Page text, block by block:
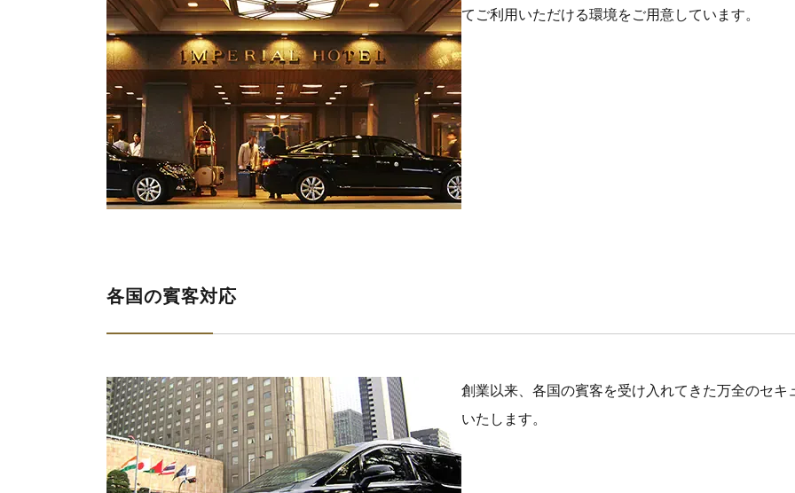
てご利用いただける環境をご用意しています。
各国の賓客対応
創業以来、各国の賓客を受け入れてきた万全のセ
いたします。